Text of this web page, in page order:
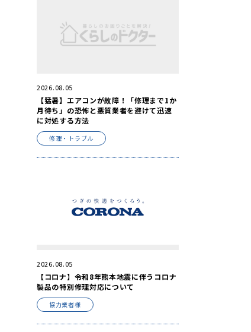
2026.08.05
【猛暑】エアコンが故障！「修理まで1か
月待ち」の恐怖と悪質業者を避けて迅速
に対処する方法
修理・トラブル
2026.08.05
【コロナ】令和8年熊本地震に伴うコロナ
製品の特別修理対応について
協力業者様